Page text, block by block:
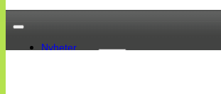
Nyheter